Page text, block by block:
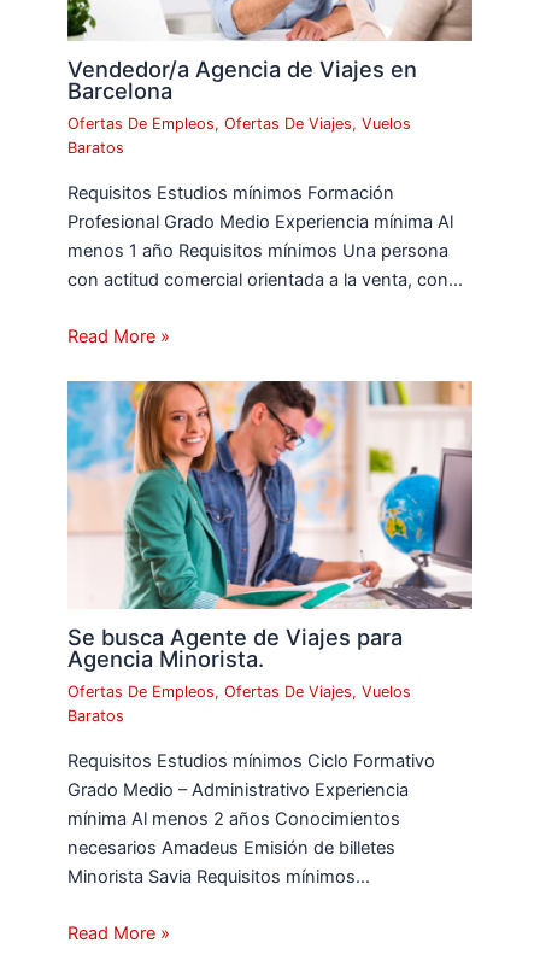
Vendedor/a Agencia de Viajes en
Barcelona
Ofertas De Empleos,Ofertas De Viajes,Vuelos
Baratos
Requisitos Estudios mínimos Formación
Profesional Grado Medio Experiencia mínima Al
menos 1 año Requisitos mínimos Una persona
con actitud comercial orientada a la venta, con…
Read More »
Se busca Agente de Viajes para
Agencia Minorista.
Ofertas De Empleos,Ofertas De Viajes,Vuelos
Baratos
Requisitos Estudios mínimos Ciclo Formativo
Grado Medio – Administrativo Experiencia
mínima Al menos 2 años Conocimientos
necesarios Amadeus Emisión de billetes
Minorista Savia Requisitos mínimos…
Read More »